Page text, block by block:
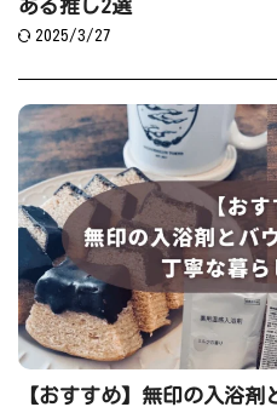
ある推し2選
2025/3/27
【おすすめ】無印の入浴